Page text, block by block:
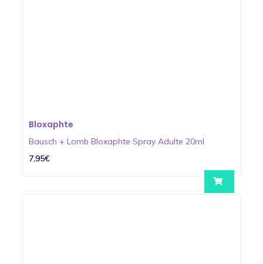
Bloxaphte
Bausch + Lomb Bloxaphte Spray Adulte 20ml
7,95€